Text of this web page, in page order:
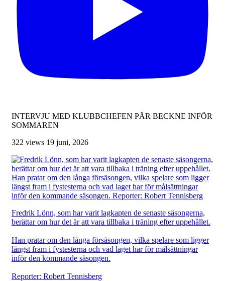
INTERVJU MED KLUBBCHEFEN PÄR BECKNE INFÖR
SOMMAREN
322 views 19 juni, 2026
Fredrik Lönn, som har varit lagkapten de senaste säsongerna,
berättar om hur det är att vara tillbaka i träning efter uppehållet.
Han pratar om den långa försäsongen, vilka spelare som ligger
längst fram i fystesterna och vad laget har för målsättningar
inför den kommande säsongen.
Reporter: Robert Tennisberg